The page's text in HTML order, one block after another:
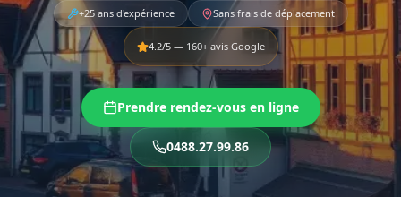
+25 ans d'expérience
Sans frais de déplacement
4.2/5 — 160+ avis Google
Prendre rendez-vous en ligne
0488.27.99.86